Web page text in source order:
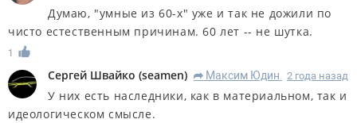
Думаю, "умные из 60-х" уже и так не дожили по
чисто естественным причинам. 60 лет -- не шутка.
1
Сергей Швайко (seamen) R Максим Юдин 2 года назад
У них есть наследники, как в материальном, так и
идеологическом смысле.